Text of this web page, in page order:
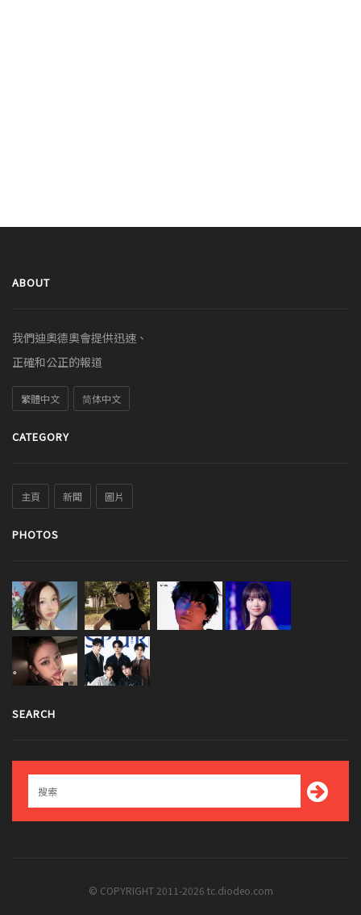
ABOUT
我們迪奧德奧會提供迅速、
正確和公正的報道
繁體中文 简体中文
CATEGORY
主頁 新聞 圖片
PHOTOS
SEARCH
© COPYRIGHT 2011-2026 tc.diodeo.com